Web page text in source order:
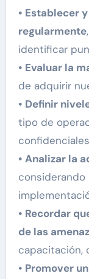
• Establecer
regularmente
identificar
• Evaluar la
de adquirir
• Definir
tipo de
• Analizar la
• Recordar
de las
capacitación,
• Promover